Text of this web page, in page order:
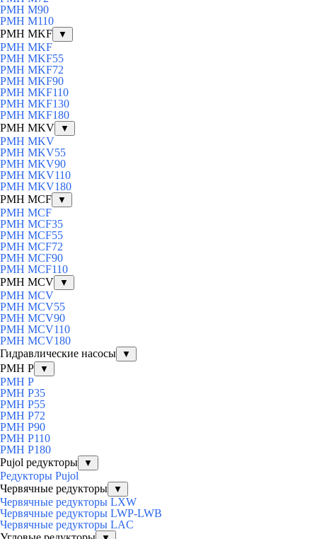
PMH M90
PMH M110
PMH MKF
▼
PMH MKF
PMH MKF55
PMH MKF72
PMH MKF90
PMH MKF110
PMH MKF130
PMH MKF180
PMH MKV
▼
PMH MKV
PMH MKV55
PMH MKV90
PMH MKV110
PMH MKV180
PMH MCF
▼
PMH MCF
PMH MCF35
PMH MCF55
PMH MCF72
PMH MCF90
PMH MCF110
PMH MCV
▼
PMH MCV
PMH MCV55
PMH MCV90
PMH MCV110
PMH MCV180
Гидравлические насосы
▼
PMH P ▼
PMH P
PMH P35
PMH P55
PMH P72
PMH P90
PMH P110
PMH P180
Pujol редукторы
▼
Редукторы Pujol
Червячные редукторы
▼
Червячные редукторы LXW
Червячные редукторы LWP-LWB
Червячные редукторы LAC